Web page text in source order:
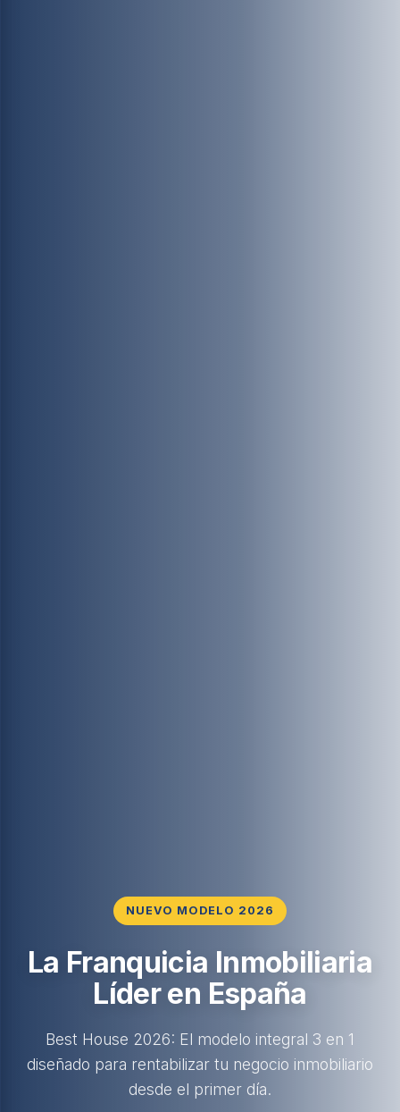
NUEVO MODELO 2026
La Franquicia Inmobiliaria
Líder en España
Best House 2026: El modelo integral 3 en 1
diseñado para rentabilizar tu negocio inmobiliario
desde el primer día.